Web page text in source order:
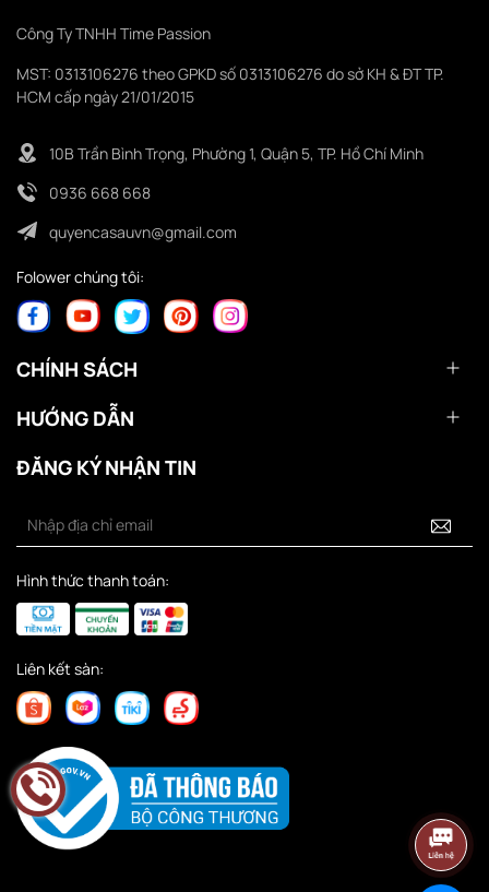
Công Ty TNHH Time Passion
MST: 0313106276 theo GPKD số 0313106276 do sở KH & ĐT TP.
HCM cấp ngày 21/01/2015
10B Trần Bình Trọng, Phường 1, Quận 5, TP. Hồ Chí Minh
0936 668 668
quyencasauvn@gmail.com
Folower chúng tôi:
CHÍNH SÁCH
HƯỚNG DẪN
ĐĂNG KÝ NHẬN TIN
Hình thức thanh toán:
Liên kết sàn: